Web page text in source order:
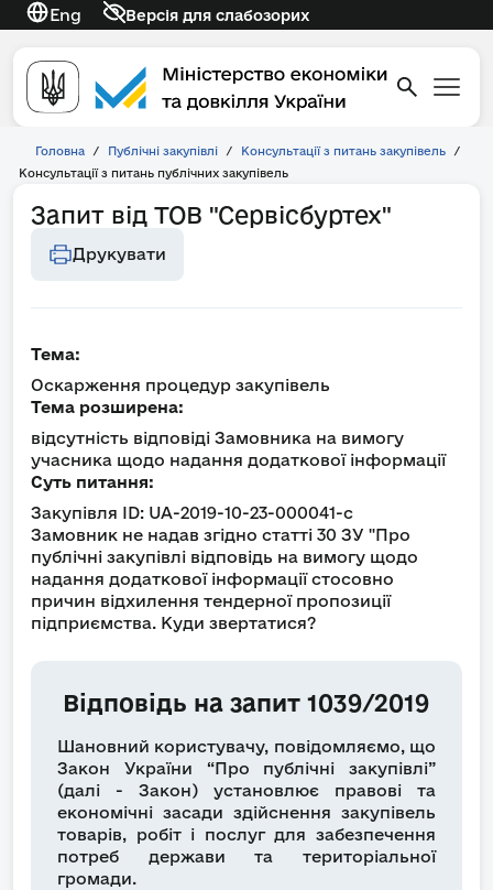
Eng Версія для слабозорих
Головна / Публічні закупівлі / Консультації з питань закупівель
/
Консультації з питань публічних закупівель
Запит від ТОВ "Сервісбуртех"
Друкувати
Тема:
Оскарження процедур закупівель
Тема розширена:
відсутність відповіді Замовника на вимогу
учасника щодо надання додаткової інформації
Суть питання:
Закупівля ID: UA-2019-10-23-000041-c
Замовник не надав згідно статті 30 ЗУ "Про
публічні закупівлі відповідь на вимогу щодо
надання додаткової інформації стосовно
причин відхилення тендерної пропозиції
підприємства. Куди звертатися?
Відповідь на запит 1039/2019
Шановний користувачу, повідомляємо, що
Закон України “Про публічні закупівлі”
(далі - Закон) установлює правові та
економічні засади здійснення закупівель
товарів, робіт і послуг для забезпечення
потреб держави та територіальної
громади.